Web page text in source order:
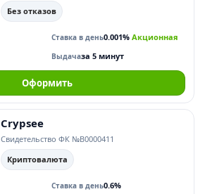
Без отказов
Ставка в день0.001% Акционная
Выдачаза 5 минут
Оформить
Crypsee
Свидетельство ФК №В0000411
Криптовалюта
Ставка в день0.6%